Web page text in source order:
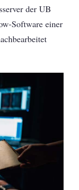
der UB
Software einer